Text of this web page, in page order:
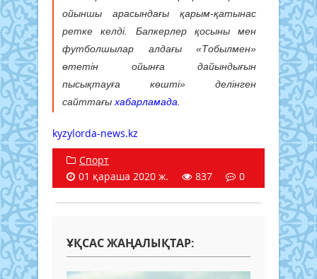
ойыншы арасындағы қарым-қатынас
ретке келді. Бапкерлер қосыны мен
футболшылар алдағы «Тобылмен»
өтетін ойынға дайындығын
пысықтауға көшті» делінген
сайттағы хабарламада.
kyzylorda-news.kz
Спорт
01 қараша 2020 ж.
837 0
ҰҚСАС ЖАҢАЛЫҚТАР: